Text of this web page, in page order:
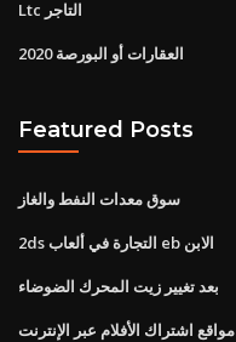
Ltc التاجر
العقارات أو البورصة 2020
Featured Posts
سوق معدات النفط والغاز
2ds التجارة في ألعاب eb الابن
بعد تغيير زيت المحرك الضوضاء
مواقع اشتراك الأفلام عبر الإنترنت